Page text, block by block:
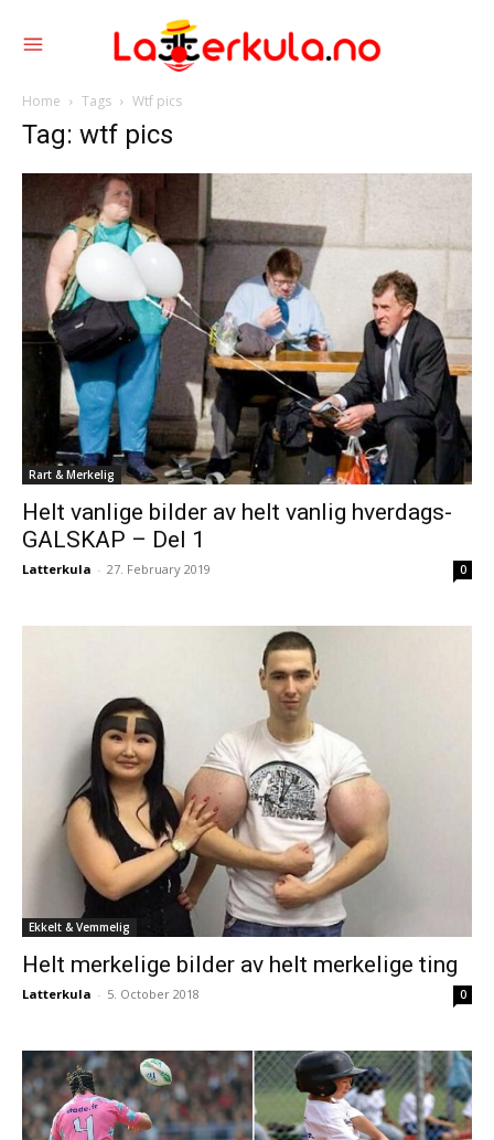
Home Tags Wtf pics
Tag: wtf pics
Rart & Merkelig
Helt vanlige bilder av helt vanlig hverdags-
GALSKAP – Del 1
Latterkula - 27. February 2019 0
Ekkelt & Vemmelig
Helt merkelige bilder av helt merkelige ting
Latterkula - 5. October 2018 0